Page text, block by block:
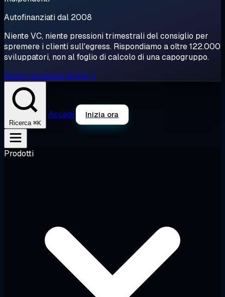
Autofinanziati dal 2008
Niente VC, niente pressioni trimestrali del consiglio per
spremere i clienti sull'egress. Rispondiamo a oltre 122.000
sviluppatori, non al foglio di calcolo di una capogruppo.
Scopri la nostra storia →
Ricerca ⌘K
Accedi Inizia ora
Prodotti